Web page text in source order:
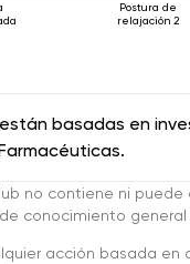
Postura de
relajación 2
basadas en
no contiene ni
conocimiento
acción basada en